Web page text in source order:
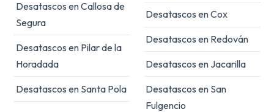
Desatascos en Callosa de
Segura
Desatascos en Pilar de la
Horadada
Desatascos en Santa Pola
Desatascos en Cox
Desatascos en Redován
Desatascos en Jacarilla
Desatascos en San
Fulgencio